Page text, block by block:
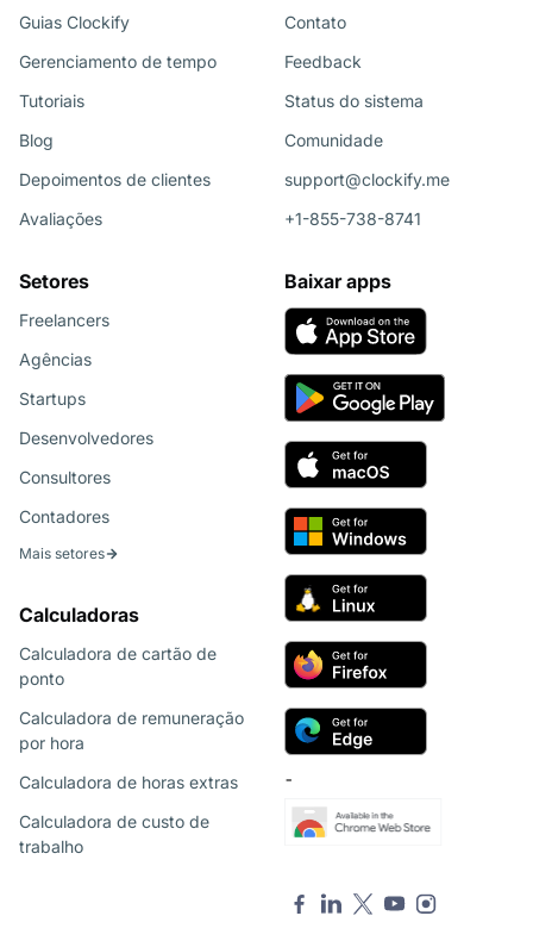
Guias Clockify
Gerenciamento de tempo
Tutoriais
Blog
Depoimentos de clientes
Avaliações
Setores
Freelancers
Agências
Startups
Desenvolvedores
Consultores
Contadores
Mais setores
Calculadoras
Calculadora de cartão de
ponto
Calculadora de remuneração
por hora
Calculadora de horas extras
Calculadora de custo de
trabalho
Contato
Feedback
Status do sistema
Comunidade
support@clockify.me
+1-855-738-8741
Baixar apps
¯